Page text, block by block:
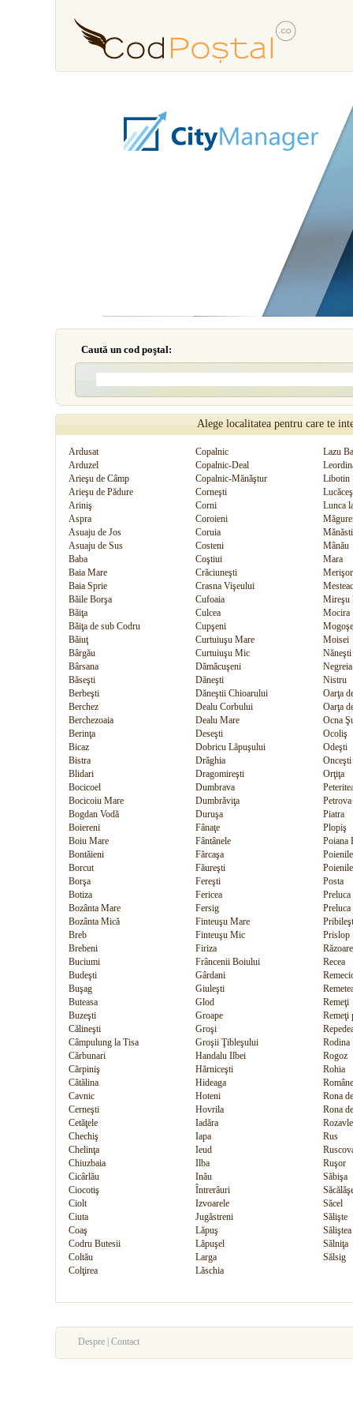
Caută un cod poştal:
Alege localitatea pentru care te
Ardusat Copalnic
Lazu
Arduzel
Copalnic-Deal
Arieşu de Câmp
Copalnic-Mănăştur
Libotin
Arieşu de Pădure
Corneşti
Ariniş
Corni
Lunca
Aspra
Coroieni
Asuaju de Jos
Coruia
Asuaju de Sus
Costeni
Mânău
Baba
Coştiui
Mara
Baia Mare
Crăciuneşti
Merişor
Baia Sprie
Crasna Vişeului
Băile Borşa
Cufoaia
Mireşu
Băiţa
Culcea
Mocira
Băiţa de sub Codru
Cupşeni
Băiuţ
Curtuiuşu Mare
Moisei
Bârgău
Curtuiuşu Mic
Năneşti
Bârsana
Dămăcuşeni
Negreia
Băseşti
Dăneşti
Nistru
Berbeşti
Dăneştii Chioarului
Oarţa
Berchez
Dealu Corbului
Oarţa
Berchezoaia
Dealu Mare
Ocna
Berinţa
Deseşti
Ocoliş
Bicaz
Dobricu Lăpuşului
Odeşti
Bistra
Drăghia
Onceşti
Blidari
Dragomireşti
Orţiţa
Bocicoel
Dumbrava
Bocicoiu Mare
Dumbrăviţa
Petrova
Bogdan Vodă
Duruşa
Piatra
Boiereni
Fânaţe
Plopiş
Boiu Mare
Fântânele
Poiana
Bontăieni
Fărcaşa
Borcut
Făureşti
Borşa
Fereşti
Posta
Botiza
Fericea
Bozânta Mare
Fersig
Preluca
Bozânta Mică
Finteuşu Mare
Breb
Finteuşu Mic
Prislop
Brebeni
Firiza
Răzoare
Buciumi
Frâncenii Boiului
Recea
Budeşti
Gârdani
Buşag
Giuleşti
Buteasa
Glod
Remeţi
Buzeşti
Groape
Remeţi
Călineşti
Groşi
Câmpulung la Tisa
Groşii Ţibleşului
Rodina
Cărbunari
Handalu Ilbei
Rogoz
Cărpiniş
Hărniceşti
Rohia
Cătălina
Hideaga
Cavnic
Hoteni
Rona
Cerneşti
Hovrila
Rona
Cetăţele
Iadăra
Chechiş
Iapa
Rus
Chelinţa
Ieud
Chiuzbaia
Ilba
Ruşor
Cicârlău
Inău
Săbişa
Ciocotiş
Întrerâuri
Ciolt
Izvoarele
Săcel
Ciuta
Jugăstreni
Sălişte
Coaş
Lăpuş
Codru Butesii
Lăpuşel
Sălniţa
Coltău
Larga
Sălsig
Colţirea
Lăschia
Despre | Contact